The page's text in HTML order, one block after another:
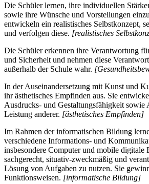
Die Schüler lernen, ihre individuellen
sowie ihre Wünsche und Vorstellungen
entwickeln ein realistisches Selbstkonzept,
und verfolgen diese. [realistisches
Die Schüler erkennen ihre Verantwortung
und Sicherheit und nehmen diese
außerhalb der Schule wahr.
In der Auseinandersetzung mit Kunst und
ihr ästhetisches Empfinden aus. Sie
Ausdrucks- und Gestaltungsfähigkeit sowie
Leistung anderer. [ästhetisches Empfinden]
Im Rahmen der informatischen Bildung
verschiedene Informations- und
insbesondere Computer und mobile digitale
sachgerecht, situativ-zweckmäßig und
Lösung von Aufgaben zu nutzen. Sie
Funktionsweisen. [informatische Bildung]